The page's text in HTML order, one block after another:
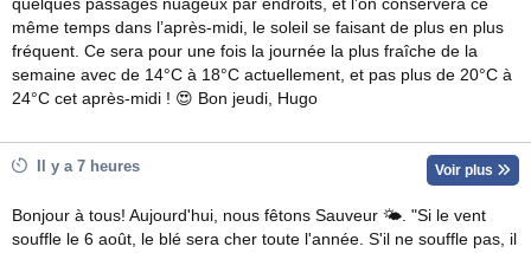
quelques passages nuageux par endroits, et l’on conservera ce
même temps dans l’après-midi, le soleil se faisant de plus en plus
fréquent. Ce sera pour une fois la journée la plus fraîche de la
semaine avec de 14°C à 18°C actuellement, et pas plus de 20°C à
24°C cet après-midi ! 😍 Bon jeudi, Hugo
Il y a 7 heures Voir plus
Bonjour à tous! Aujourd'hui, nous fêtons Sauveur 🌤. "Si le vent
souffle le 6 août, le blé sera cher toute l'année. S'il ne souffle pas, il